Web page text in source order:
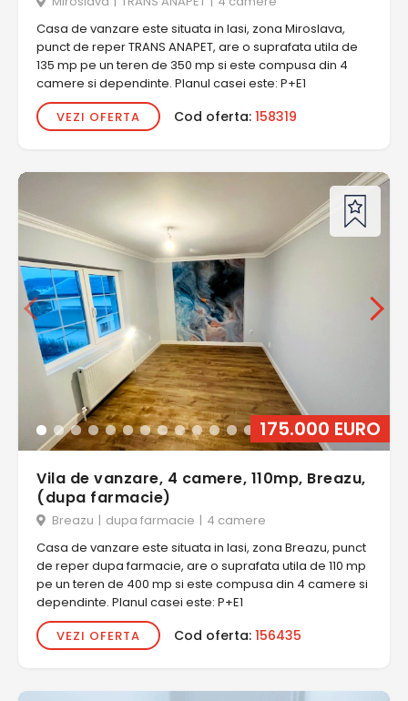
Casa de vanzare este situata in Iasi, zona Miroslava,
punct de reper TRANS ANAPET, are o suprafata utila de
135 mp pe un teren de 350 mp si este compusa din 4
camere si dependinte. Planul casei este: P+E1
VEZI OFERTA
Cod oferta: 158319
175.000 EURO
Vila de vanzare, 4 camere, 110mp, Breazu,
(dupa farmacie)
Breazu | dupa farmacie | 4 camere
Casa de vanzare este situata in Iasi, zona Breazu, punct
de reper dupa farmacie, are o suprafata utila de 110 mp
pe un teren de 400 mp si este compusa din 4 camere si
dependinte. Planul casei este: P+E1
VEZI OFERTA
Cod oferta: 156435